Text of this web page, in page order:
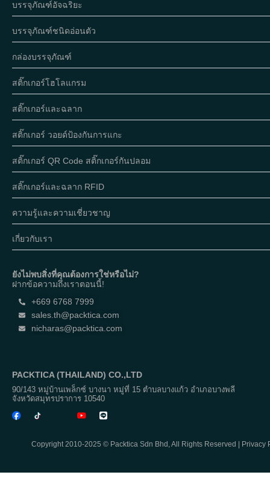
ผ่านการออกแบบที่สามารถปรับแต่งได้ตามต้องการ พร้อมทั้งมี
พื้นที่สำหรับแสดงข้อมูลผลิตภัณฑ์และฉลากตามกฎหมาย
จากวัสดุที่เป็นมิตรกับสิ่งแวดล้อม สามารถรีไซเคิลหรือย่อยสลาย
ได้ตามธรรมชาติ สอดคล้องกับแนวทางการรักษาสิ่งแวดล้อมที่
องค์กรต่างๆ ให้ความสำคัญ
สำหรับอาหารและเครื่องดื่ม
การปนเปื้อน รวมถึงรักษาความสดใหม่ได้ตามระยะเวลาที่กำหนด
เครื่องสำอางเป็นอีกหนึ่งกลุ่มผลิตภัณฑ์ที่ต้องการการนำเสนอที่
สวยงามควบคู่ไปกับการปกป้องสินค้า กล่องบรรจุภัณฑ์สำหรับ
เครื่องสำอางจึงมักเน้นทั้งความสวยงามและความปลอดภัยของ
สินค้าที่แตกหักง่ายเช่น เครื่องแก้วหรือเซรามิก ต้องการกล่อง
บรรจุภัณฑ์ที่มีการป้องกันเป็นพิเศษ ด้วยการออกแบบที่มี
โครงสร้างแข็งแรงและช่องสำหรับวัสดุกันกระแทก
นอกจากนี้ กล่องบรรจุภัณฑ์ยังเหมาะสำหรับสินค้าอุตสาหกรรมที่
ต้องการการปกป้องระหว่างการขนส่งและจัดเก็บ โดยสามารถ
ออกแบบให้รองรับน้ำหนักและขนาดที่แตกต่างกันได้ตามความ
ต้องการ
เอกลักษณ์ องค์ประกอบเหล่านี้ช่วยสร้างความแตกต่างให้สินค้า
ของคุณโดดเด่นท่ามกลางคู่แข่งในตลาด
นอกจากนี้ กล่องบรรจุภัณฑ์ที่ออกแบบอย่างพิถีพิถันยังสามารถ
สร้างประสบการณ์การแกะกล่องที่น่าประทับใจ เมื่อลูกค้าได้รับ
พิเศษและมีคุณค่า ซึ่งส่งผลต่อการรับรู้แบรนด์ในระยะยาว
การลงทุนในการออกแบบกล่องบรรจุภัณฑ์ที่มีคุณภาพจึงเป็นการ
ลงทุนในการสร้างความสัมพันธ์กับลูกค้า ช่วยเสริมสร้างภาพ
ลักษณ์ที่ดีและความน่าเชื่อถือให้กับแบรนด์ของคุณ นำไปสู่การ
สร้างความภักดีต่อแบรนด์และการเติบโตทางธุรกิจอย่างยั่งยืน
อุตสาหกรรมอีคอมเมิร์ซ
การจัดส่งสินค้าถึงมือลูกค้า กล่องที่แข็งแรงและปลอดภัยช่วยให้
สินค้าถึงปลายทางในสภาพสมบูรณ์
อุตสาหกรรมอาหารและเครื่องดื่ม
จากวัสดุปลอดภัย สามารถปกป้องความสดใหม่และคุณภาพของ
อุตสาหกรรมอิเล็กทรอนิกส์
เฉพาะเพื่อป้องกันความเสียหายที่อาจเกิดขึ้นกับอุปกรณ์ที่บอบบาง
และมีมูลค่าสูง
อุตสาหกรรมยาและเวชภัณฑ์
มาตรฐานความปลอดภัยสูง สามารถปกป้องผลิตภัณฑ์และรักษา
คุณภาพยาได้ตามข้อกำหนด
ภาคการผลิตใช้กล่องบรรจุภัณฑ์ในการขนส่งชิ้นส่วนและ
ผลิตภัณฑ์สำเร็จรูป โดยต้องการกล่องที่แข็งแรงทนทานและมี
ประสิทธิภาพในการจัดเก็บ
บรรจุภัณฑ์อัจฉริยะ
บรรจุภัณฑ์ชนิดอ่อนตัว
กล่องบรรจุภัณฑ์
สติ๊กเกอร์โฮโลแกรม
สติ๊กเกอร์และฉลาก
สติ๊กเกอร์ วอยด์ป้องกันการแกะ
สติ๊กเกอร์ QR Code สติ๊กเกอร์กันปลอม
สติ๊กเกอร์และฉลาก RFID
ความรู้และความเชี่ยวชาญ
เกี่ยวกับเรา
ยังไม่พบสิ่งที่คุณต้องการใช่หรือไม่?
ฝากข้อความถึงเราตอนนี้!
+669 6768 7999
sales.th@packtica.com
nicharas@packtica.com
PACKTICA (THAILAND) CO.,LTD
90/143 หมู่บ้านเพล็กซ์ บางนา หมู่ที่ 15 ตำบลบางแก้ว อำเภอบางพลี
จังหวัดสมุทรปราการ 10540
Copyright 2010-2025 © Packtica Sdn Bhd, All Rights Reserved | Privacy